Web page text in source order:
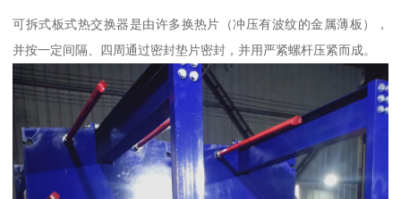
可拆式板式热交换器是由许多换热片（冲压有波纹的金属薄板），
并按一定间隔、四周通过密封垫片密封，并用严紧螺杆压紧而成。